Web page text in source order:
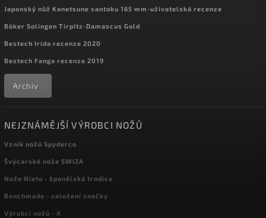
Japonský nůž Kanetsune santoku 165 mm-uživatelská recenze
Böker Solingen Tirpitz-Damascus Gold
Bestech Irida recenze 2020
Bestech Fanga recenze 2019
Archiv
NEJZNÁMĚJŠÍ VÝROBCI NOŽŮ
Vznik nožů Spyderco
Švýcarské nože SWIZA
Nože Nieto - španělská tradice
Benchmade - založení značky
Výrobci nožů - X